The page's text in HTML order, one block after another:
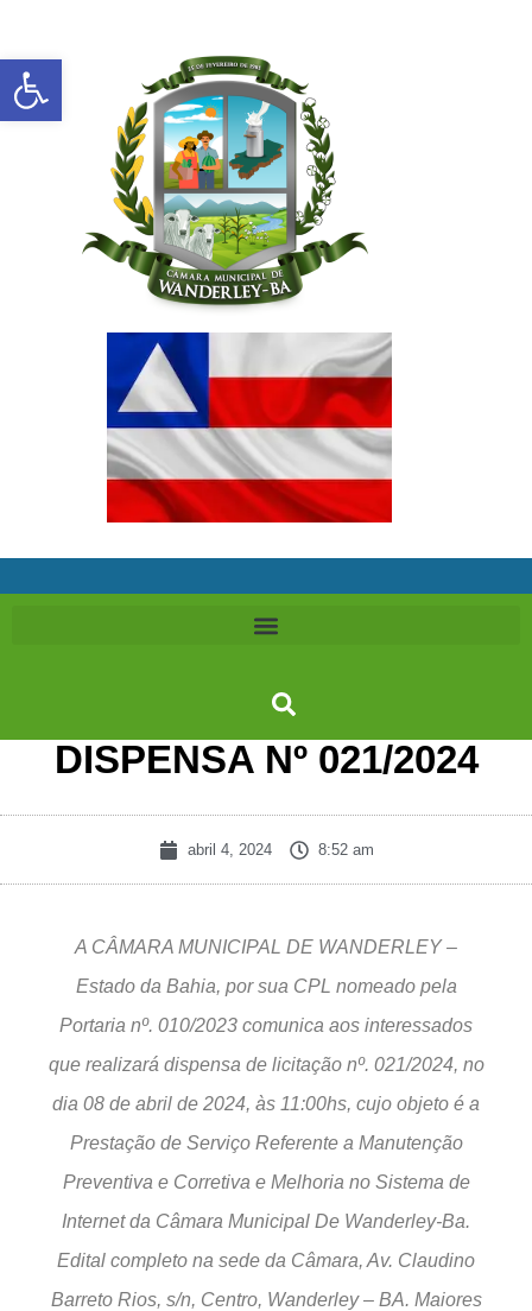
DISPENSA Nº 021/2024
abril 4, 2024 8:52 am
A CÂMARA MUNICIPAL DE WANDERLEY –
Estado da Bahia, por sua CPL nomeado pela
Portaria nº. 010/2023 comunica aos interessados
que realizará dispensa de licitação nº. 021/2024, no
dia 08 de abril de 2024, às 11:00hs, cujo objeto é a
Prestação de Serviço Referente a Manutenção
Preventiva e Corretiva e Melhoria no Sistema de
Internet da Câmara Municipal De Wanderley-Ba.
Edital completo na sede da Câmara, Av. Claudino
Barreto Rios, s/n, Centro, Wanderley – BA. Maiores
Abrir a barra de ferramentas